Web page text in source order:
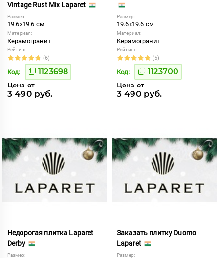
Vintage Rust Mix Laparet
Размер:
19.6x19.6 см
Материал:
Керамогранит
Рейтинг:
(6)
Код: 1123698
Цена от
3 490 руб.
Размер:
19.6x19.6 см
Материал:
Керамогранит
Рейтинг:
(5)
Код: 1123700
Цена от
3 490 руб.
Недорогая плитка Laparet
Derby
Размер:
Заказать плитку Duomo
Laparet
Размер: